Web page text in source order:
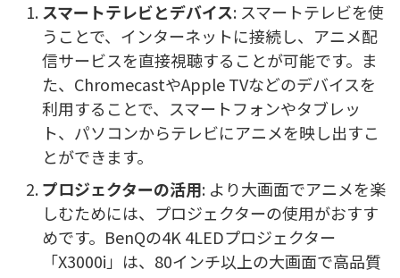
スマートテレビとデバイス: スマートテレビを使
うことで、インターネットに接続し、アニメ配
信サービスを直接視聴することが可能です。ま
た、ChromecastやApple TVなどのデバイスを
利用することで、スマートフォンやタブレッ
ト、パソコンからテレビにアニメを映し出すこ
とができます。
プロジェクターの活用: より大画面でアニメを楽
しむためには、プロジェクターの使用がおすす
めです。BenQの4K 4LEDプロジェクター
「X3000i」は、80インチ以上の大画面で高品質